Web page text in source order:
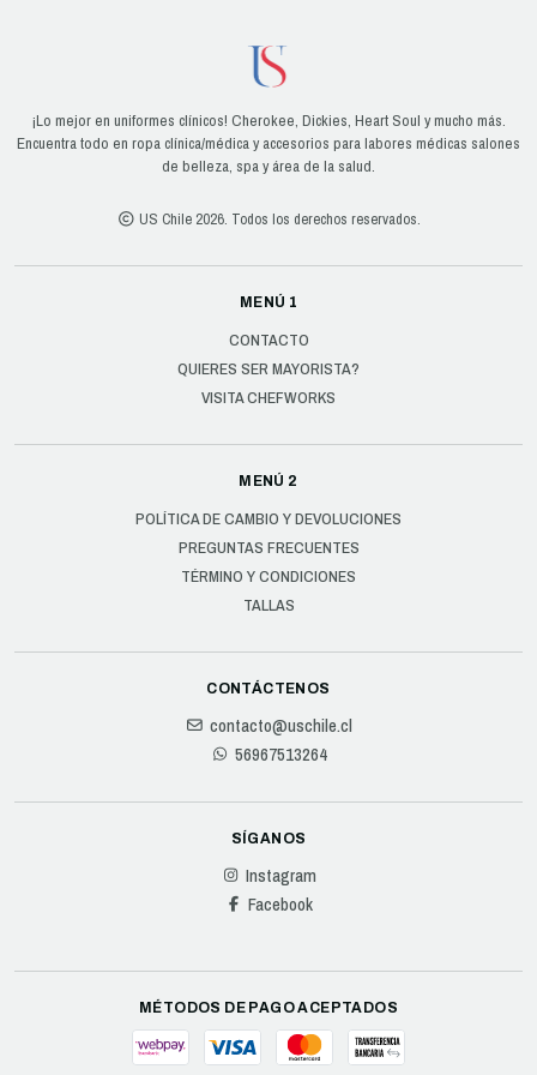
¡Lo mejor en uniformes clínicos! Cherokee, Dickies, Heart Soul y mucho más.
Encuentra todo en ropa clínica/médica y accesorios para labores médicas salones
de belleza, spa y área de la salud.
US Chile 2026. Todos los derechos reservados.
MENÚ 1
CONTACTO
QUIERES SER MAYORISTA?
VISITA CHEFWORKS
MENÚ 2
POLÍTICA DE CAMBIO Y DEVOLUCIONES
PREGUNTAS FRECUENTES
TÉRMINO Y CONDICIONES
TALLAS
CONTÁCTENOS
contacto@uschile.cl
56967513264
SÍGANOS
Instagram
Facebook
MÉTODOS DE PAGO ACEPTADOS